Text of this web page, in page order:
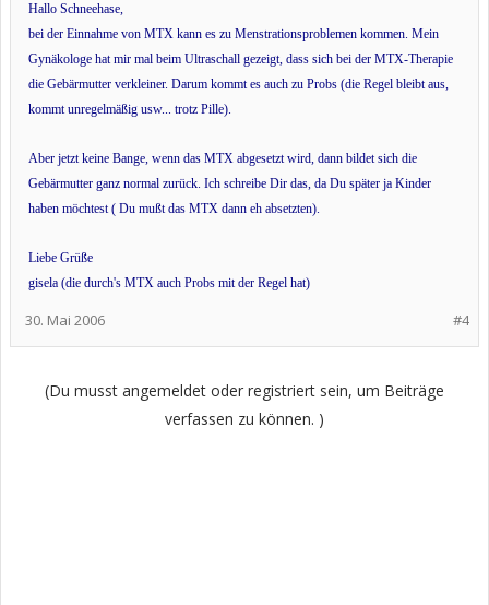
Hallo Schneehase,
bei der Einnahme von MTX kann es zu Menstrationsproblemen kommen. Mein
Gynäkologe hat mir mal beim Ultraschall gezeigt, dass sich bei der MTX-Therapie
die Gebärmutter verkleiner. Darum kommt es auch zu Probs (die Regel bleibt aus,
kommt unregelmäßig usw... trotz Pille).
Aber jetzt keine Bange, wenn das MTX abgesetzt wird, dann bildet sich die
Gebärmutter ganz normal zurück. Ich schreibe Dir das, da Du später ja Kinder
haben möchtest ( Du mußt das MTX dann eh absetzten).
Liebe Grüße
gisela (die durch's MTX auch Probs mit der Regel hat)
#4
30. Mai 2006
(Du musst angemeldet oder registriert sein, um Beiträge
verfassen zu können. )